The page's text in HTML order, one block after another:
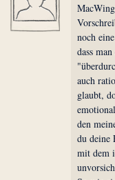
noch
dass
auch
glaubt,
den
du deine
mit dem